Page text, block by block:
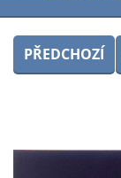
PŘEDCHOZÍ